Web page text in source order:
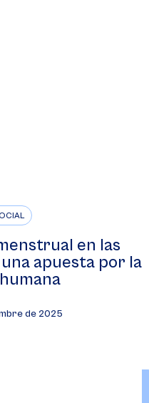
en las
apuesta por la
de 2025